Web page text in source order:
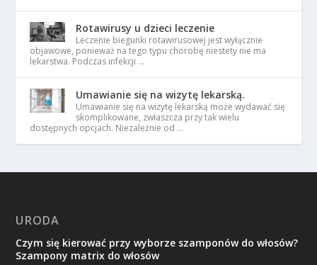
Rotawirusy u dzieci leczenie
Leczenie biegunki rotawirusowej jest wyłącznie
objawowe, ponieważ na tego typu chorobę niestety nie ma
lekarstwa. Podczas infekcji …
Umawianie się na wizytę lekarską.
Umawianie się na wizytę lekarską może wydawać się
skomplikowane, zwłaszcza przy tak wielu
dostępnych opcjach. Niezależnie od …
URODA
Czym się kierować przy wyborze szamponów do włosów?
Szampony matrix do włosów